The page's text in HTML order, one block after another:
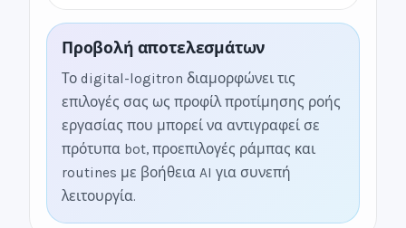
Προβολή αποτελεσμάτων
Το digital-logitron διαμορφώνει τις
επιλογές σας ως προφίλ προτίμησης ροής
εργασίας που μπορεί να αντιγραφεί σε
πρότυπα bot, προεπιλογές ράμπας και
routines με βοήθεια AI για συνεπή
λειτουργία.